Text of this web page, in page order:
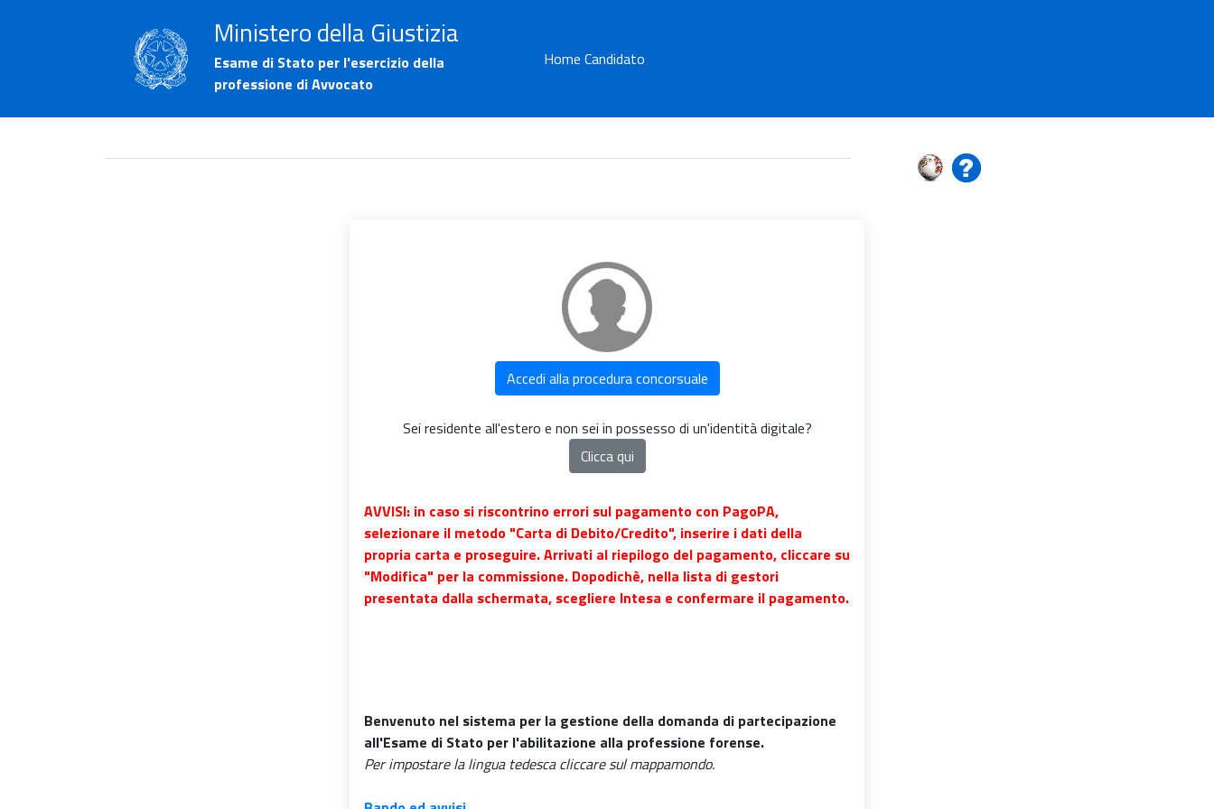
Ministero della Giustizia
Esame di Stato per l'esercizio della
professione di Avvocato
Home Candidato
Sei residente all'estero e non sei in possesso di un'identità digitale?
AVVISI: in caso si riscontrino errori sul pagamento con PagoPA,
selezionare il metodo "Carta di Debito/Credito", inserire i dati della
propria carta e proseguire. Arrivati al riepilogo del pagamento, cliccare su
"Modifica" per la commissione. Dopodichè, nella lista di gestori
presentata dalla schermata, scegliere Intesa e confermare il pagamento.
Benvenuto nel sistema per la gestione della domanda di partecipazione
all'Esame di Stato per l'abilitazione alla professione forense.
Per impostare la lingua tedesca cliccare sul mappamondo.